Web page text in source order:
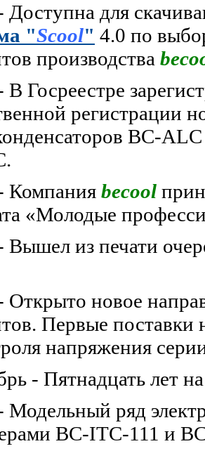
Доступна для
"Scool" 4.0 по
производства
В Госреестре
регистрации
BC-
Компания becool
«Молодые
Вышел из печати
Открыто новое
Первые поставки
напряжения
- Пятнадцать лет
Модельный ряд
BC-ITC-111 и